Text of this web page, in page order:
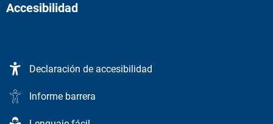
Accesibilidad
Declaración de accesibilidad
Informe barrera